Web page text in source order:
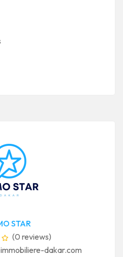
STAR
(0 reviews)
dakar.com